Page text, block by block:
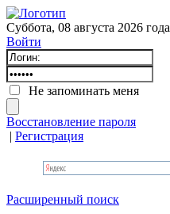
Суббота, 08 августа 2026 года
Войти
Не запоминать меня
Восстановление пароля
| Регистрация
Расширенный поиск